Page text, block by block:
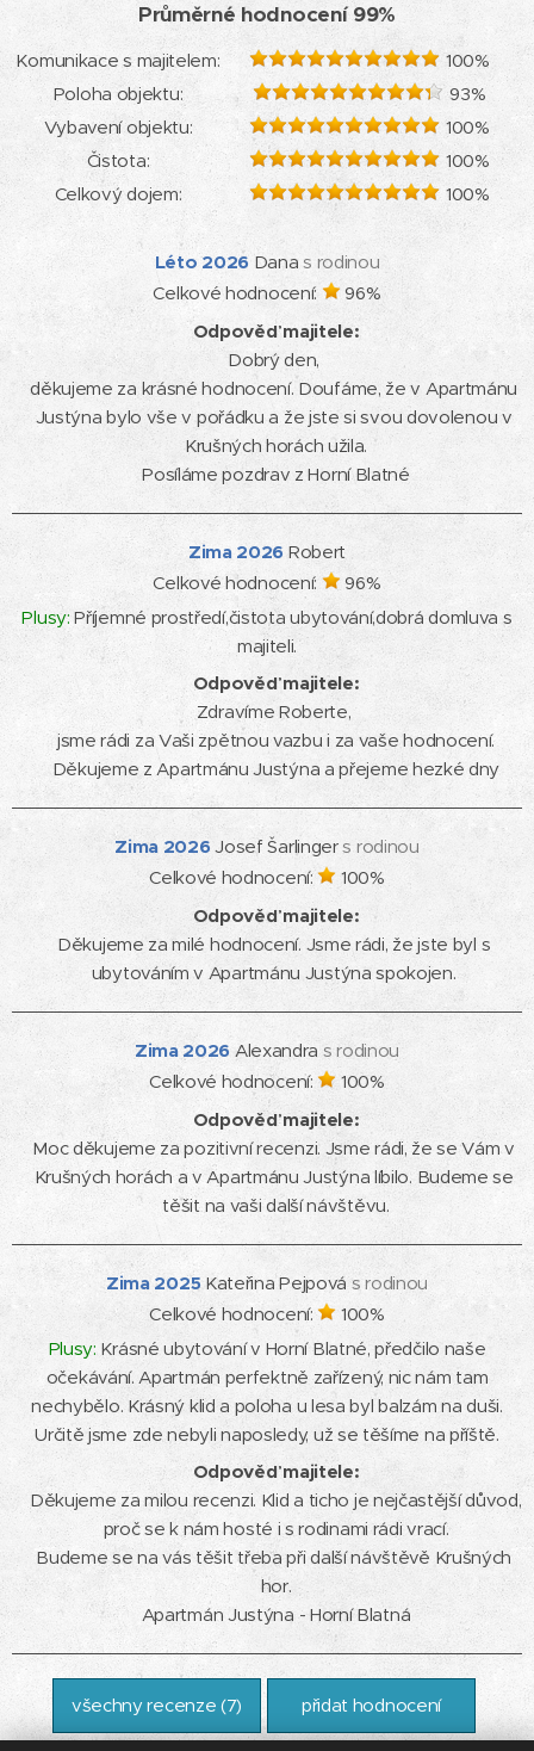
Průměrné hodnocení99%
Komunikace s majitelem: 100%
Poloha objektu:
93%
Vybavení objektu:
100%
Čistota:
100%
Celkový dojem:
100%
Léto 2026 Dana s rodinou
Celkové hodnocení:
96%
Odpověď majitele:
Dobrý den,
děkujeme za krásné hodnocení. Doufáme, že v Apartmánu
Justýna bylo vše v pořádku a že jste si svou dovolenou v
Krušných horách užila.
Posíláme pozdrav z Horní Blatné
Zima 2026 Robert
Celkové hodnocení:
96%
Plusy: Příjemné prostředí,čistota ubytování,dobrá domluva s
majiteli.
Odpověď majitele:
Zdravíme Roberte,
jsme rádi za Vaši zpětnou vazbu i za vaše hodnocení.
Zima 2026 Josef Šarlingers rodinou
Celkové hodnocení:
100%
Odpověď majitele:
Děkujeme za milé hodnocení. Jsme rádi, že jste byl s
ubytováním v Apartmánu Justýna spokojen.
Zima2026 Alexandra s rodinou
Celkové hodnocení:
100%
Odpověď majitele:
Moc děkujeme za pozitivní recenzi. Jsme rádi, že se Vám v
Krušných horách a v Apartmánu Justýna líbilo. Budeme se
těšit na vaši další návštěvu.
Zima 2025 Kateřina Pejpová s rodinou
Celkové hodnocení:
100%
Plusy: Krásné ubytování v Horní Blatné, předčilo naše
očekávání. Apartmán perfektně zařízený, nic nám tam
nechybělo. Krásný klid a poloha u lesa byl balzám na duši.
Určitě jsme zde nebyli naposledy, už se těšíme na příště.
Odpověď majitele:
Děkujeme za milou recenzi. Klid a ticho je nejčastější důvod,
proč se k nám hosté i s rodinami rádi vrací.
Budeme se na vás těšit třeba při další návštěvě Krušných
hor.
Apartmán Justýna - Horní Blatná
všechny recenze (7) přidat hodnocení